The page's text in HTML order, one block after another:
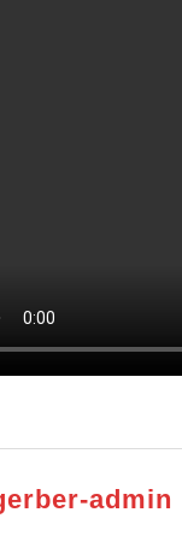
admin